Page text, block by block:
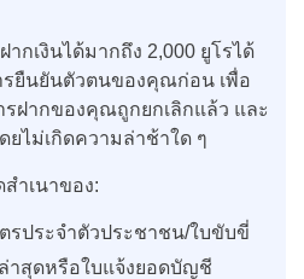
กเงินได้มากถึง 2,000 ยูโรได้
ยืนยันตัวตนของคุณก่อน เพื่อ
ฝากของคุณถูกยกเลิกแล้ว และ
ไม่เกิดความล่าช้าใด ๆ
ำเนาของ:
รประจำตัวประชาชน/ใบขับขี่
สุดหรือใบแจ้งยอดบัญชี